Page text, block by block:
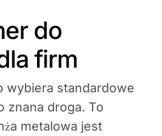
do
firm
wybiera standardowe
znana droga. To
metalowa jest